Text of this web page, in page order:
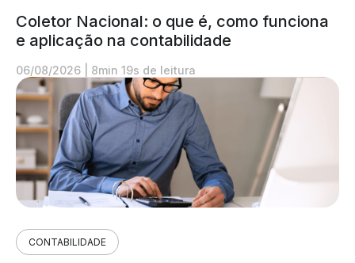
Coletor Nacional: o que é, como funciona
e aplicação na contabilidade
06/08/2026 8min 19s de leitura
CONTABILIDADE